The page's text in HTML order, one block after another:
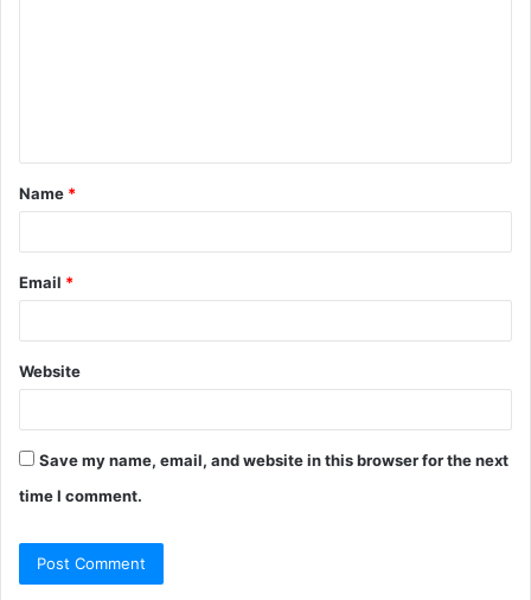
Name *
Email *
Website
Save my name, email, and website in this browser for the next
time I comment.